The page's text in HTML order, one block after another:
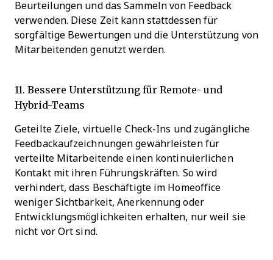
Beurteilungen und das Sammeln von Feedback
verwenden. Diese Zeit kann stattdessen für
sorgfältige Bewertungen und die Unterstützung von
Mitarbeitenden genutzt werden.
11. Bessere Unterstützung für Remote- und
Hybrid-Teams
Geteilte Ziele, virtuelle Check-Ins und zugängliche
Feedbackaufzeichnungen gewährleisten für
verteilte Mitarbeitende einen kontinuierlichen
Kontakt mit ihren Führungskräften. So wird
verhindert, dass Beschäftigte im Homeoffice
weniger Sichtbarkeit, Anerkennung oder
Entwicklungsmöglichkeiten erhalten, nur weil sie
nicht vor Ort sind.